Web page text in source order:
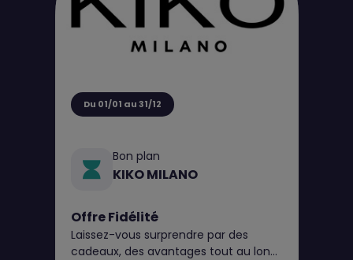
Du 01/01 au 31/12
Bon plan
KIKO MILANO
Offre Fidélité
Laissez-vous surprendre par des
cadeaux, des avantages tout au long